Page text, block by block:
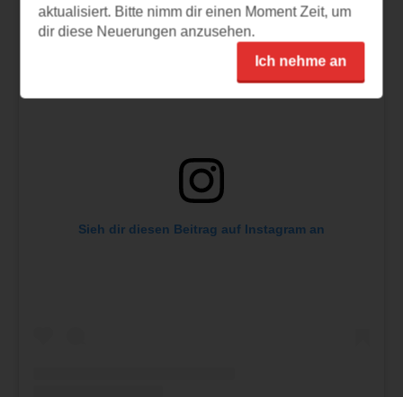
Sieh dir diesen Beitrag auf Instagram an
aktualisiert. Bitte nimm dir einen Moment Zeit, um
dir diese Neuerungen anzusehen.
Ich nehme an